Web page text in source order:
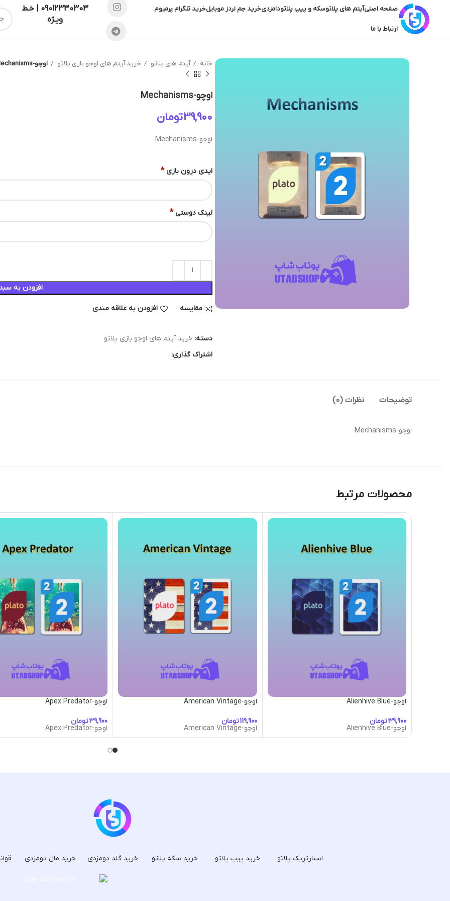
صفحه اصلیآیتم های پلاتوسکه و پیپ پلاتودامزدیخرید جم لردز موبایلخرید تلگرام پرمیوم
ارتباط با ما
09012330303 | خـط
ویـژه
خانه آیتم های پلاتو خرید آیتم های اوچو بازی پلاتو اوچو-Mechanisms
اوچو-Mechanisms
تومان
اوچو-Mechanisms
ایدی درون بازی *
لینک دوستی *
افزودن به
مقایسه افزودن به علاقه مندی
دسته: خرید آیتم های اوچو بازی پلاتو
اشتراک گذاری:
توضیحات نظرات (0)
اوچو-Mechanisms
محصولات مرتبط
اوچو-Alienhive Blue
تومان
اوچو-Alienhive Blue
اوچو-American Vintage
تومان
اوچو-American Vintage
اوچو-Apex Predator
تومان
اوچو-Apex Predator
استارترپک پلاتو خرید پیپ پلاتو خرید سکه پلاتو خرید گلد دومزدی خرید مال دومزدی